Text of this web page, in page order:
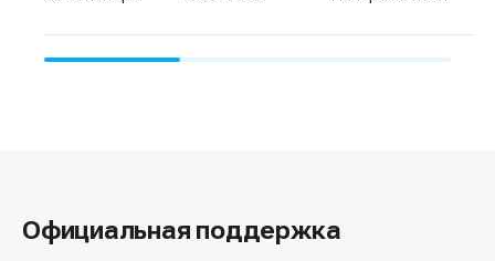
Официальная поддержка